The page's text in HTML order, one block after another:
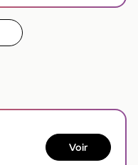
Voir